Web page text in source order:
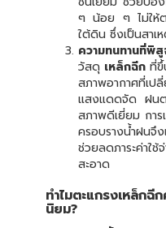
ๆ น้อย ๆ ไม่ให้ต
ใต้ดิน ซึ่งเป็นสา
ความทนทานที่พิ
วัสดุ เหล็กฉีก ที่ขึ้
สภาพอากาศที่
แสงแดดจัด ฝน
สภาพดีเยี่ยม การ
ครอบรางน้ำฝนจึง
ช่วยลดภาระค่าใช้
สะอาด
ทำไมตะแกรงเหล็กฉี
นิยม?